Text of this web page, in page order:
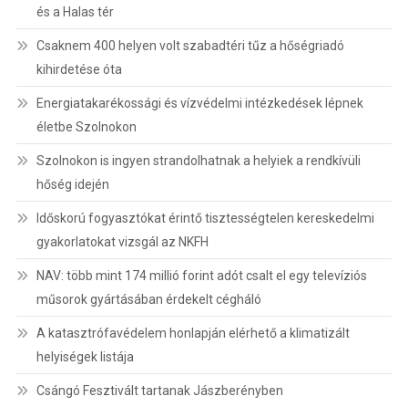
és a Halas tér
Csaknem 400 helyen volt szabadtéri tűz a hőségriadó
kihirdetése óta
Energiatakarékossági és vízvédelmi intézkedések lépnek
életbe Szolnokon
Szolnokon is ingyen strandolhatnak a helyiek a rendkívüli
hőség idején
Időskorú fogyasztókat érintő tisztességtelen kereskedelmi
gyakorlatokat vizsgál az NKFH
NAV: több mint 174 millió forint adót csalt el egy televíziós
műsorok gyártásában érdekelt cégháló
A katasztrófavédelem honlapján elérhető a klimatizált
helyiségek listája
Csángó Fesztivált tartanak Jászberényben